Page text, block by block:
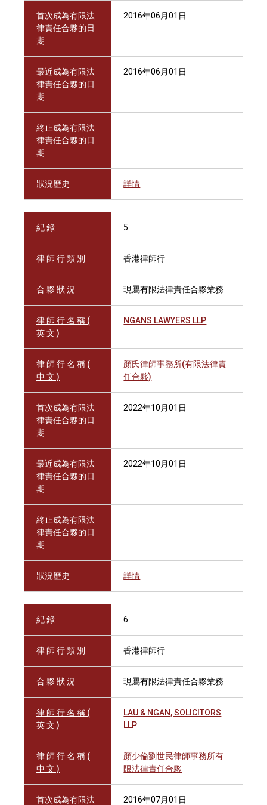
首次成為有限法
律責任合夥的日
期
2016年06月01日
最近成為有限法
律責任合夥的日
期
2016年06月01日
終止成為有限法
律責任合夥的日
期
狀況歷史 詳情
紀 錄 5
律 師 行 類 別 香港律師行
合 夥 狀 況 現屬有限法律責任合夥業務
律 師 行 名 稱 (
英 文 )
NGANS LAWYERS LLP
律 師 行 名 稱 (
中 文 )
顏氏律師事務所(有限法律責
任合夥)
首次成為有限法
律責任合夥的日
期
2022年10月01日
最近成為有限法
律責任合夥的日
期
2022年10月01日
終止成為有限法
律責任合夥的日
期
狀況歷史 詳情
紀 錄 6
律 師 行 類 別 香港律師行
合 夥 狀 況 現屬有限法律責任合夥業務
律 師 行 名 稱 (
英 文 )
LAU & NGAN, SOLICITORS
LLP
律 師 行 名 稱 (
中 文 )
顏少倫劉世民律師事務所有
限法律責任合夥
首次成為有限法
2016年07月01日